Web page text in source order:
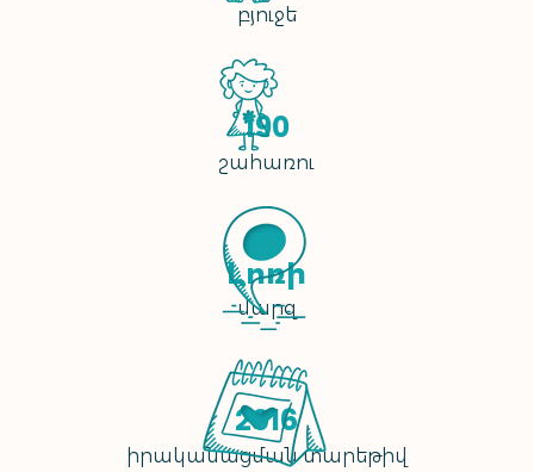
բյուջե
190
շահառու
Լոռի
մարզ
2016
իրականացման տարեթիվ